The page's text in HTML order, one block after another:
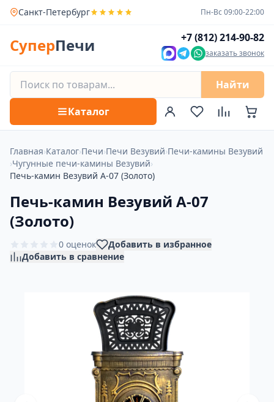
Санкт-Петербург Пн-Вс 09:00-22:00
СуперПечи +7 (812) 214-90-82
заказать звонок
Найти
Каталог
Главная›Каталог›Печи›Печи Везувий›Печи-камины Везувий
›Чугунные печи-камины Везувий›
Печь-камин Везувий А-07 (Золото)
Печь-камин Везувий А-07
(Золото)
0 оценок
Добавить в избранное
Добавить в сравнение